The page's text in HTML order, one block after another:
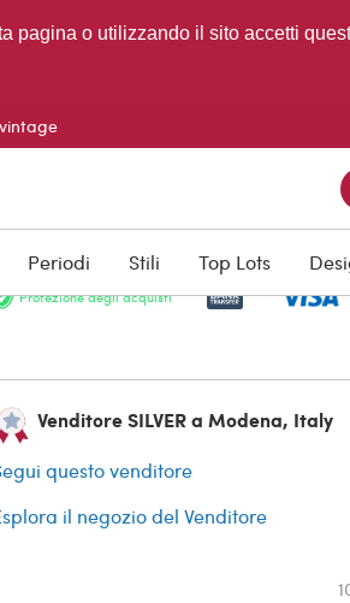
pagina o utilizzando il sito accetti
Periodi Stili Top Lots
VENDUTO
Protezione degli acquisti
Venditore SILVER a Modena, Italy
questo venditore
il negozio del Venditore